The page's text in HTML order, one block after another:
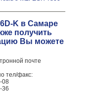
K в Самаре
получить
Вы можете
почте
тел/факс:
08
36